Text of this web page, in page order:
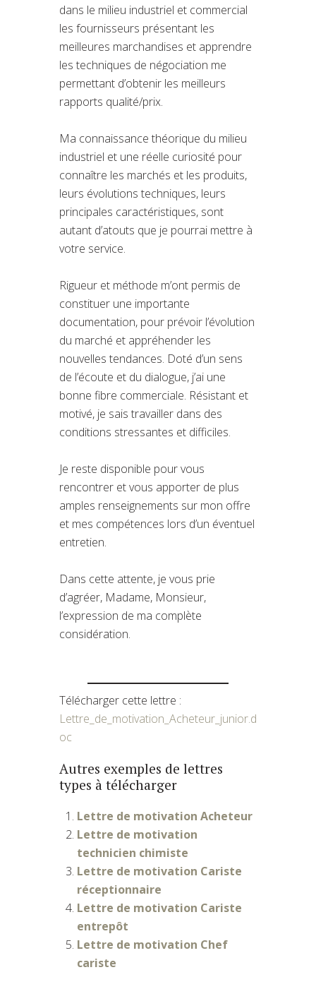
dans le milieu industriel et commercial
les fournisseurs présentant les
meilleures marchandises et apprendre
les techniques de négociation me
permettant d’obtenir les meilleurs
rapports qualité/prix.
Ma connaissance théorique du milieu
industriel et une réelle curiosité pour
connaître les marchés et les produits,
leurs évolutions techniques, leurs
principales caractéristiques, sont
autant d’atouts que je pourrai mettre à
votre service.
Rigueur et méthode m’ont permis de
constituer une importante
documentation, pour prévoir l’évolution
du marché et appréhender les
nouvelles tendances. Doté d’un sens
de l’écoute et du dialogue, j’ai une
bonne fibre commerciale. Résistant et
motivé, je sais travailler dans des
conditions stressantes et difficiles.
Je reste disponible pour vous
rencontrer et vous apporter de plus
amples renseignements sur mon offre
et mes compétences lors d’un éventuel
entretien.
Dans cette attente, je vous prie
d’agréer, Madame, Monsieur,
l’expression de ma complète
considération.
Télécharger cette lettre :
Lettre_de_motivation_Acheteur_junior.d
oc
Autres exemples de lettres
types à télécharger
Lettre de motivation Acheteur
Lettre de motivation
technicien chimiste
Lettre de motivation Cariste
réceptionnaire
Lettre de motivation Cariste
entrepôt
Lettre de motivation Chef
cariste